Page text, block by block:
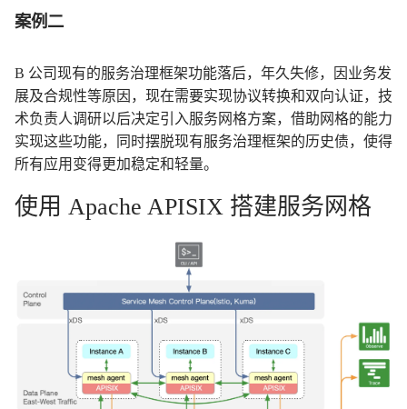
案例二
B 公司现有的服务治理框架功能落后，年久失修，因业务发
展及合规性等原因，现在需要实现协议转换和双向认证，技
术负责人调研以后决定引入服务网格方案，借助网格的能力
实现这些功能，同时摆脱现有服务治理框架的历史债，使得
所有应用变得更加稳定和轻量。
使用 Apache APISIX 搭建服务网格